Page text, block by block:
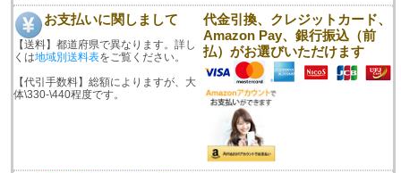
お支払いに関しまして
【送料】都道府県で異なります。詳し
くは地域別送料表をご覧ください。
【代引手数料】総額によりますが、大
体\330-\440程度です。
代金引換、クレジットカード、
Amazon Pay、銀行振込（前
払）がお選びいただけます